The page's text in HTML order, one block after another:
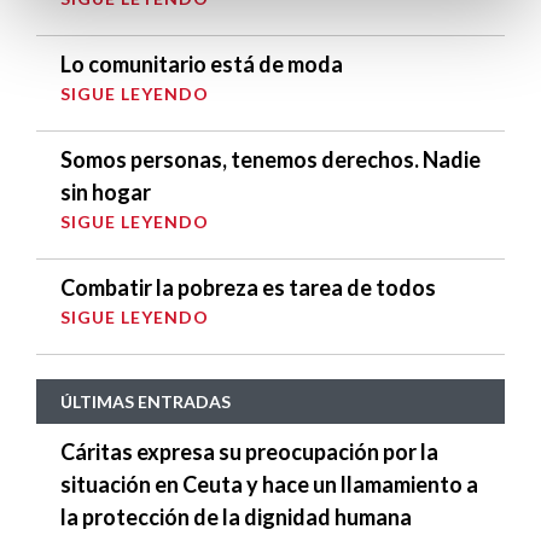
Lo comunitario está de moda
SIGUE LEYENDO
Somos personas, tenemos derechos. Nadie
sin hogar
SIGUE LEYENDO
Combatir la pobreza es tarea de todos
SIGUE LEYENDO
ÚLTIMAS ENTRADAS
Cáritas expresa su preocupación por la
situación en Ceuta y hace un llamamiento a
la protección de la dignidad humana